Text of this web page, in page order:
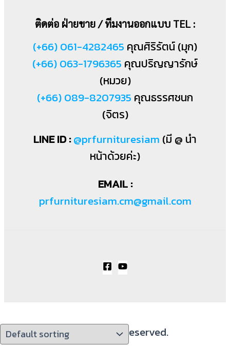
ติดต่อ ฝ่ายขาย / ทีมงานออกแบบ TEL :
(+66) 061-4282465 คุณศิริรัตน์ (มุก)
(+66) 063-1796365 คุณปริญญารักษ์
(หมวย)
(+66) 089-8207935 คุณธรรศชนก
(จิตร)
LINE ID :@prfurnituresiam (มี @ นำ
หน้าด้วยค่ะ)
EMAIL :
prfurnituresiam.cm@gmail.com
PRWoodWorks All Rights Reserved.